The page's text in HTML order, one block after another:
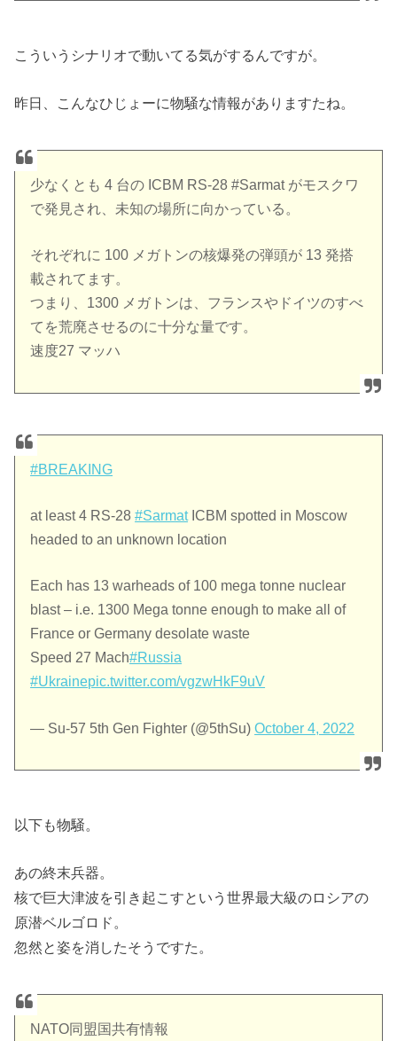
こういうシナリオで動いてる気がするんですが。
昨日、こんなひじょーに物騒な情報がありますたね。
少なくとも 4 台の ICBM RS-28 #Sarmat がモスクワ
で発見され、未知の場所に向かっている。
それぞれに 100 メガトンの核爆発の弾頭が 13 発搭
載されてます。
つまり、1300 メガトンは、フランスやドイツのすべ
てを荒廃させるのに十分な量です。
速度27 マッハ
#BREAKING
at least 4 RS-28#SarmatICBM spotted in Moscow
headed to an unknown location
Each has 13 warheads of 100 mega tonne nuclear
blast – i.e. 1300 Mega tonne enough to make all of
France or Germany desolate waste
Speed 27 Mach#Russia
#Ukrainepic.twitter.com/vgzwHkF9uV
— Su-57 5th Gen Fighter (@5thSu)October 4, 2022
以下も物騒。
あの終末兵器。
核で巨大津波を引き起こすという世界最大級のロシアの
原潜ベルゴロド。
忽然と姿を消したそうですた。
NATO同盟国共有情報